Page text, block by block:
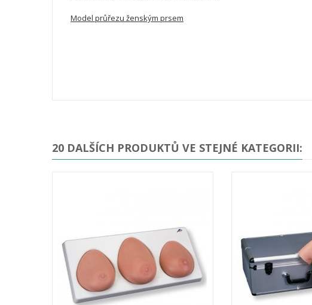
Model průřezu ženským prsem
20 DALŠÍCH PRODUKTŮ VE STEJNÉ KATEGORII: